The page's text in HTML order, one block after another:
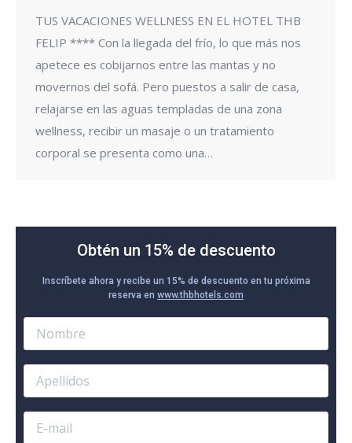
TUS VACACIONES WELLNESS EN EL HOTEL THB
FELIP **** Con la llegada del frío, lo que más nos
apetece es cobijarnos entre las mantas y no
movernos del sofá. Pero puestos a salir de casa,
relajarse en las aguas templadas de una zona
wellness, recibir un masaje o un tratamiento
corporal se presenta como una…
Obtén un 15% de descuento
Inscríbete ahora y recibe un 15% de descuento en tu próxima
reserva en www.thbhotels.com